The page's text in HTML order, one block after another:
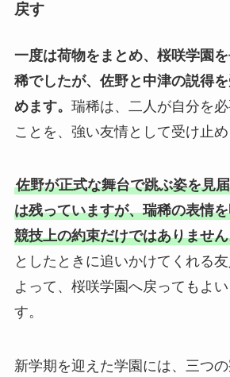
戻す
一度は荷物をまとめ、桜咲学園
稀でしたが、佐野と中津の説得
めます。 瑞稀は、二人が自分を
ことを、強い友情として受け止め
佐野が正式な舞台で跳ぶ姿を見
は残っていますが、瑞稀の表情
競技上の約束だけではありませ
としたときに追いかけてくれる
よって、桜咲学園へ戻ってもよ
す。
新学期を迎えた学園には、三つ